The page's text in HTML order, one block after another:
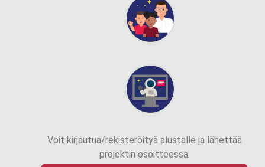
Voit kirjautua/rekisteröityä alustalle ja lähettää
projektin osoitteessa: